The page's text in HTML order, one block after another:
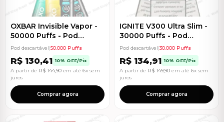
OXBAR Invisible Vapor -
50000 Puffs - Pod
Descartável
Pod descartável|50.000 Puffs
R$ 130,41 10% OFF/Pix
A partir de R$ 144,90 em até 6x sem
juros
Comprar agora
IGNITE V300 Ultra Slim -
30000 Puffs - Pod
Descartável
Pod descartável|30.000 Puffs
R$ 134,91 10% OFF/Pix
A partir de R$ 149,90 em até 6x sem
juros
Comprar agora